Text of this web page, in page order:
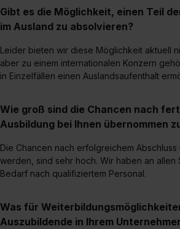
Gibt es die Möglichkeit, einen Teil
im Ausland zu absolvieren?
Leider bieten wir diese Möglichkeit aktuell
aber zu einem internationalen Konzern
in Einzelfällen einen Auslandsaufenthalt
Wie groß sind die Chancen nach
Ausbildung bei Ihnen übernommen
Die Chancen nach erfolgreichem Abschluss
werden, sind sehr hoch. Wir haben an allen
Bedarf nach qualifiziertem Personal.
Was für
Auszubildende in Ihrem